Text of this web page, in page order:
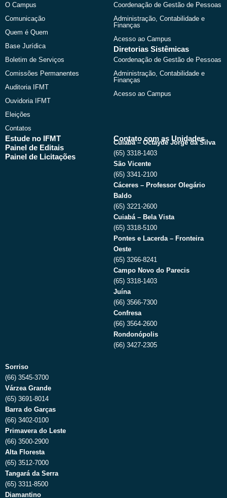
o
k
O Campus
Comunicação
Quem é Quem
Base Jurídica
Boletim de Serviços
Comissões Permanentes
Auditoria IFMT
Ouvidoria IFMT
Eleições
Contatos
Coordenação de Gestão de Pessoas
Administração, Contabilidade e
Finanças
Acesso ao Campus
Diretorias Sistêmicas
Coordenação de Gestão de Pessoas
Administração, Contabilidade e
Finanças
Acesso ao Campus
Estude no IFMT
Painel de Editais
Painel de Licitações
Contato com as Unidades
Cuiabá – Octayde Jorge da Silva
(65) 3318-1403
São Vicente
(65) 3341-2100
Cáceres – Professor Olegário
Baldo
(65) 3221-2600
Cuiabá – Bela Vista
(65) 3318-5100
Pontes e Lacerda – Fronteira
Oeste
(65) 3266-8241
Campo Novo do Parecis
(65) 3318-1403
Juína
(66) 3566-7300
Confresa
(66) 3564-2600
Rondonópolis
(66) 3427-2305
Sorriso
(66) 3545-3700
Várzea Grande
(65) 3691-8014
Barra do Garças
(66) 3402-0100
Primavera do Leste
(66) 3500-2900
Alta Floresta
(65) 3512-7000
Tangará da Serra
(65) 3311-8500
Diamantino